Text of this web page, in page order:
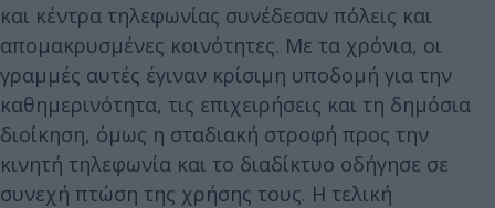
και κέντρα τηλεφωνίας συνέδεσαν πόλεις και
απομακρυσμένες κοινότητες. Με τα χρόνια, οι
γραμμές αυτές έγιναν κρίσιμη υποδομή για την
καθημερινότητα, τις επιχειρήσεις και τη δημόσια
διοίκηση, όμως η σταδιακή στροφή προς την
κινητή τηλεφωνία και το διαδίκτυο οδήγησε σε
συνεχή πτώση της χρήσης τους. Η τελική